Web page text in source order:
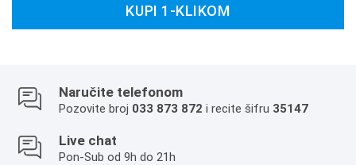
KUPI 1-KLIKOM
Naručite telefonom
Pozovite broj 033 873 872 i recite šifru 35147
Live chat
Pon-Sub od 9h do 21h